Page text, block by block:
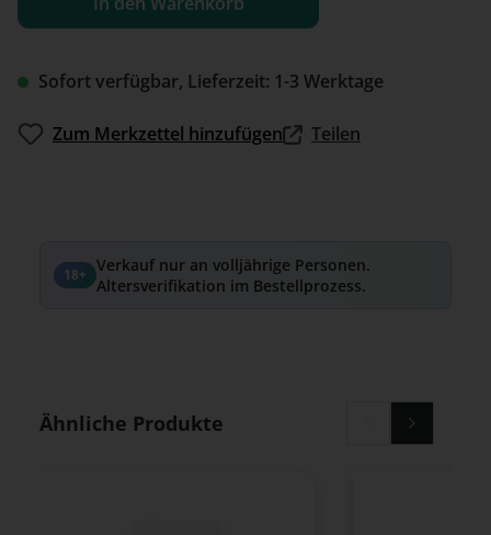
Sofort verfügbar, Lieferzeit: 1-3 Werktage
Zum Merkzettel hinzufügen Teilen
18+ Verkauf nur an volljährige Personen.
Altersverifikation im Bestellprozess.
Produktgalerie überspringen
Ähnliche Produkte